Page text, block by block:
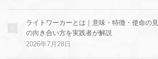
ライトワーカーとは｜意味・特徴・使命の
の向き合い方を実践者が解説
2026年7月28日